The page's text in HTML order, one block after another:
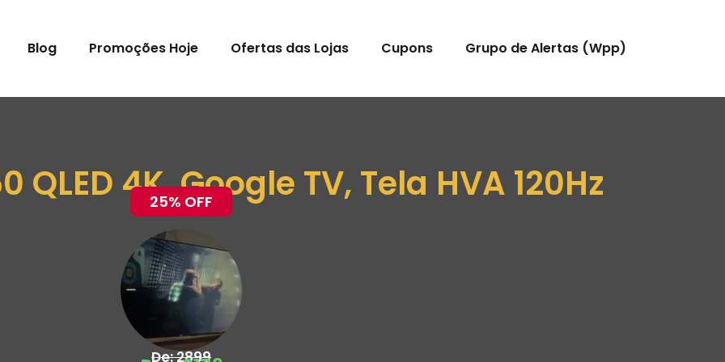
Blog Promoções Hoje Ofertas das Lojas Cupons Grupo de Alertas (Wpp)
QLED 4K, Google TV, Tela HVA 120Hz
25% OFF
De: 2899